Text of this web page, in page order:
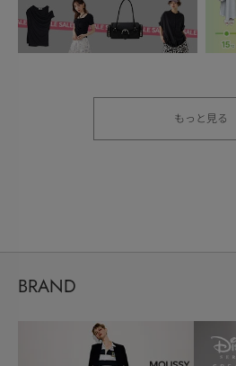
もっと見る
BRAND